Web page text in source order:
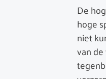
De
hoge
niet
van